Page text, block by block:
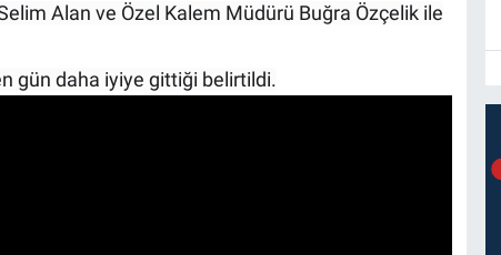
Alan ve Özel Kalem Müdürü Buğra Özçelik ile
gün daha iyiye gittiği belirtildi.